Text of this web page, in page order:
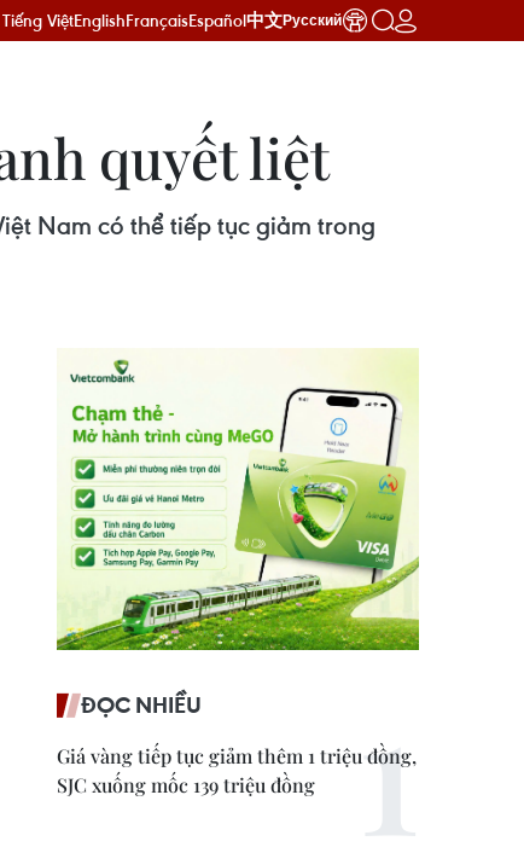
Tiếng ViệtEnglishFrançaisEspañol中文Русский
quyết liệt
Nam có thể tiếp tục giảm trong
ĐỌC NHIỀU
Giá vàng tiếp tục giảm thêm 1 triệu đồng,
SJC xuống mốc 139 triệu đồng